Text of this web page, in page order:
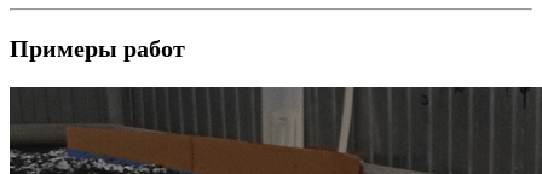
Примеры работ